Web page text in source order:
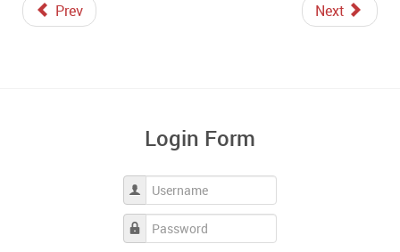
Prev Next
Login Form
Username
Password